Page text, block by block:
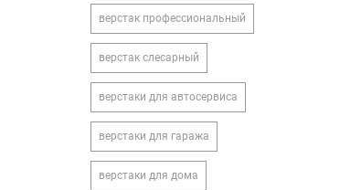
верстак профессиональный
верстак слесарный
верстаки для автосервиса
верстаки для гаража
верстаки для дома